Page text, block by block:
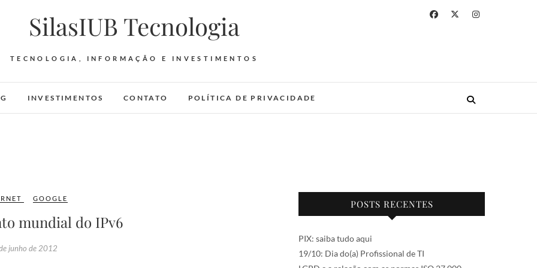
SilasIUB Tecnologia
TECNOLOGIA, INFORMAÇÃO E INVESTIMENTOS
INVESTIMENTOS CONTATO POLÍTICA DE PRIVACIDADE
GOOGLE
mundial do IPv6
junho de 2012
POSTS RECENTES
PIX: saiba tudo aqui
19/10: Dia do(a) Profissional de TI